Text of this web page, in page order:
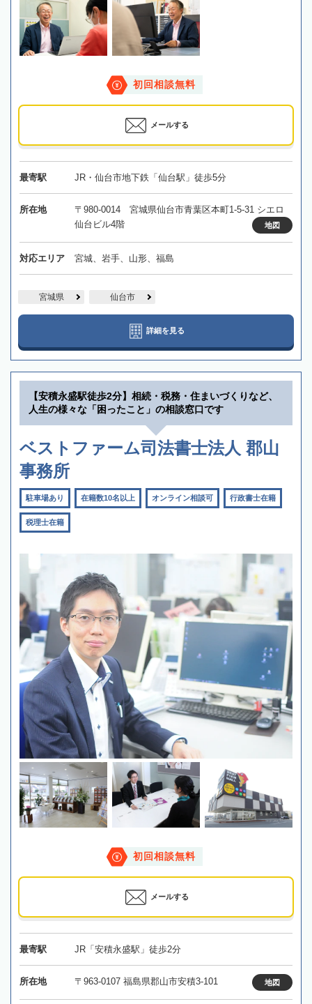
初回相談無料
メールする
最寄駅 JR・仙台市地下鉄「仙台駅」徒歩5分
所在地
〒980-0014 宮城県仙台市青葉区本町1-5-31 シエロ
仙台ビル4階
地図
対応エリア 宮城、岩手、山形、福島
宮城県 仙台市
詳細を見る
【安積永盛駅徒歩2分】相続・税務・住まいづくりなど、
人生の様々な「困ったこと」の相談窓口です
ベストファーム司法書士法人 郡山
事務所
駐車場あり 在籍数10名以上 オンライン相談可 行政書士在籍
税理士在籍
初回相談無料
メールする
最寄駅 JR「安積永盛駅」徒歩2分
所在地 〒963-0107 福島県郡山市安積3-101 地図